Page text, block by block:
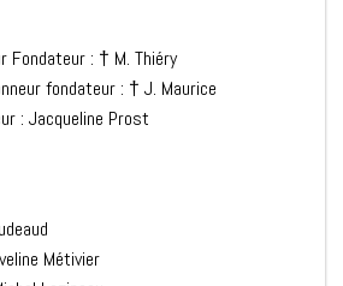
Fondateur : † M. Thiéry
fondateur : † J. Maurice
: Jacqueline Prost
Métivier